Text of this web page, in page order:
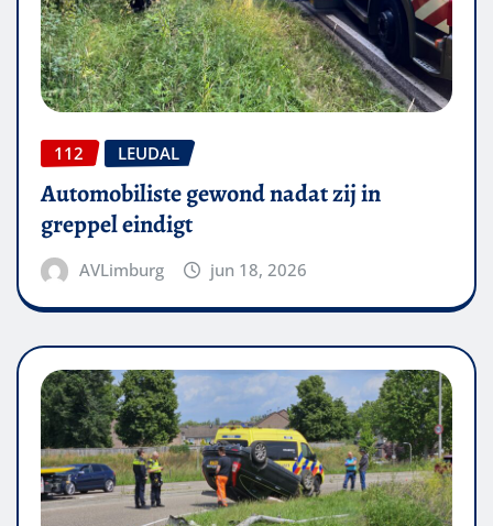
112 LEUDAL
Automobiliste gewond nadat zij in
greppel eindigt
AVLimburg jun 18, 2026